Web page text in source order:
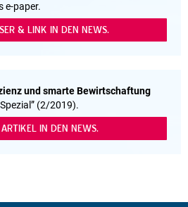
e-paper.
& LINK IN DEN NEWS.
und smarte Bewirtschaftung
(2/2019).
IN DEN NEWS.